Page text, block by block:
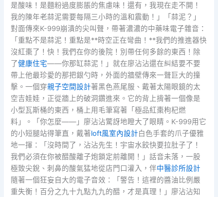
是酸味！是麵粉過度膨脹的焦慮味！還有，我現在走不開！
我的陳年老蒜泥需要每隔三小時的溫和震動！」「蒜泥？」
對面傳來K-999崩潰的尖叫聲，帶著濃濃的中藥味電子雜音：
「重點不是蒜泥！重點是**時空正在彎曲！**我們的推進器快
沒紅棗了！快！我們在你的後院！別帶任何多餘的東西！除
了健康住宅——你那缸蒜泥！」就在廖沾沾還在糾結要不要
帶上他最珍愛的那把銀勺時，外面的牆壁傳來一聲巨大的撞
擊。一個穿親子空間設計著黑色燕尾服、戴著太陽眼鏡的太
空吉娃娃，正從牆上的破洞鑽進來。它的背上揹著一個像是
小型瓦斯桶的東西，桶上用毛筆寫著「極品紅棗枸杞燃
料」。「你怎麼——」廖沾沾驚訝地瞪大了眼睛。K-999用它
的小短腿站得筆直，戴著loft風室內設計白色手套的爪子優雅
地一揮：「沒時間了，沾沾先生！宇宙水餃快要拉肚子了！
我們必須在你被醋酸離子炮鎖定前離開！」話音未落，一股
極致尖銳、刺鼻的酸氣猛地從店門口灌入，伴中醫診所設計
隨著一個狂妄自大的電子音效：「警告！這裡的醬油比例嚴
重失衡！百分之九十九點九九的醋，才是真理！」廖沾沾知